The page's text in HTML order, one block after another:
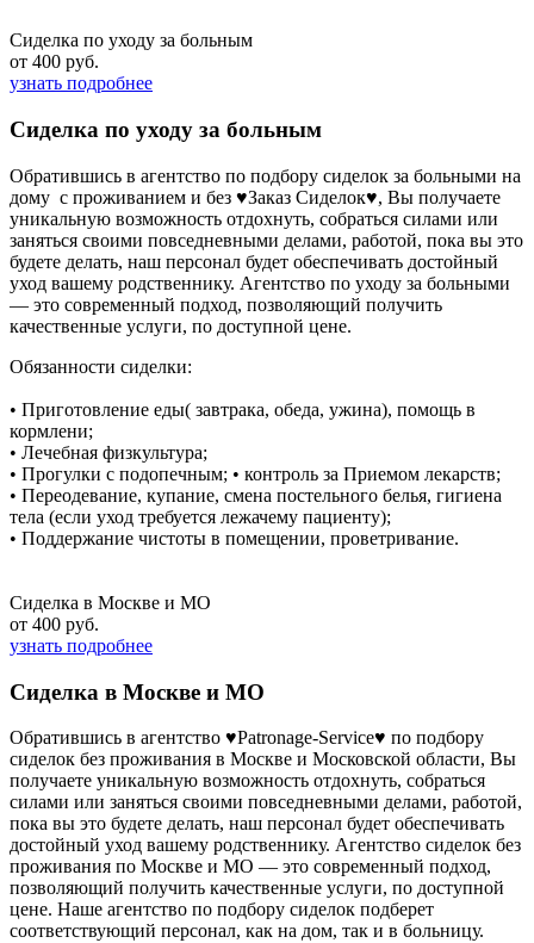
Сиделка по уходу за больным
от 400 руб.
узнать подробнее
Сиделка по уходу за больным
Обратившись в агентство по подбору сиделок за больными на
дому с проживанием и без ♥Заказ Сиделок♥, Вы получаете
уникальную возможность отдохнуть, собраться силами или
заняться своими повседневными делами, работой, пока вы это
будете делать, наш персонал будет обеспечивать достойный
уход вашему родственнику. Агентство по уходу за больными
— это современный подход, позволяющий получить
качественные услуги, по доступной цене.
Обязанности сиделки:
• Приготовление еды( завтрака, обеда, ужина), помощь в
кормлени;
• Лечебная физкультура;
• Прогулки с подопечным; • контроль за Приемом лекарств;
• Переодевание, купание, смена постельного белья, гигиена
тела (если уход требуется лежачему пациенту);
• Поддержание чистоты в помещении, проветривание.
Сиделка в Москве и МО
от 400 руб.
узнать подробнее
Сиделка в Москве и МО
Обратившись в агентство ♥Patronage-Service♥ по подбору
сиделок без проживания в Москве и Московской области, Вы
получаете уникальную возможность отдохнуть, собраться
силами или заняться своими повседневными делами, работой,
пока вы это будете делать, наш персонал будет обеспечивать
достойный уход вашему родственнику. Агентство сиделок без
проживания по Москве и МО — это современный подход,
позволяющий получить качественные услуги, по доступной
цене. Наше агентство по подбору сиделок подберет
соответствующий персонал, как на дом, так и в больницу.